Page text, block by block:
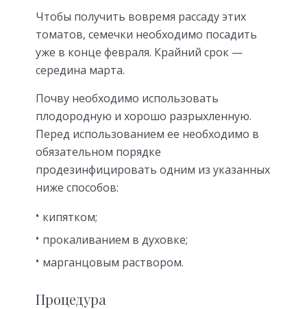
Чтобы получить вовремя рассаду этих
томатов, семечки необходимо посадить
уже в конце февраля. Крайний срок —
середина марта.
Почву необходимо использовать
плодородную и хорошо разрыхленную.
Перед использованием ее необходимо в
обязательном порядке
продезинфицировать одним из указанных
ниже способов:
кипятком;
прокаливанием в духовке;
марганцовым раствором.
Процедура